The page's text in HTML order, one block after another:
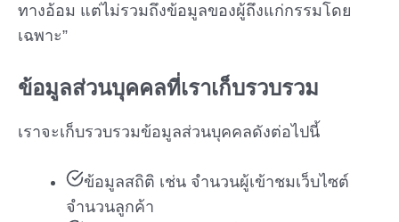
ทางอ้อม แต่ไม่รวมถึงข้อมูลของผู้ถึงแก่กรรมโดย
เฉพาะ”
ข้อมูลส่วนบุคคลที่เราเก็บรวบรวม
เราจะเก็บรวบรวมข้อมูลส่วนบุคคลดังต่อไปนี้
ข้อมูลสถิติ เช่น จำนวนผู้เข้าชมเว็บไซต์
จำนวนลูกค้า